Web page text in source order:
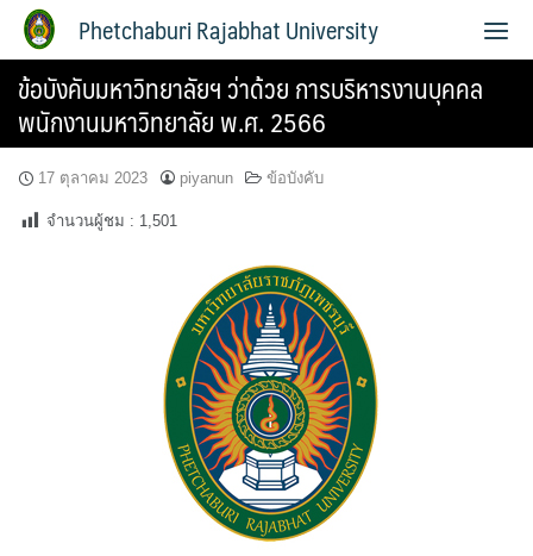
Phetchaburi Rajabhat University
ข้อบังคับมหาวิทยาลัยฯ ว่าด้วย การบริหารงานบุคคล
พนักงานมหาวิทยาลัย พ.ศ. 2566
17 ตุลาคม 2023 piyanun ข้อบังคับ
จำนวนผู้ชม : 1,501